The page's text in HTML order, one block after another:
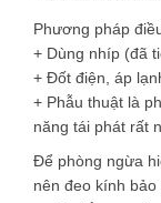
Phương pháp
+ Dùng nhíp (đã
+ Đốt điện, áp
+ Phẫu thuật là
năng tái phát rất
Để phòng ngừa
nên đeo kính